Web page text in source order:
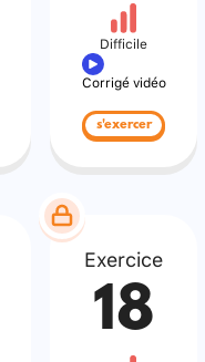
Difficile
Corrigé vidéo
s'exercer
Exercice
18